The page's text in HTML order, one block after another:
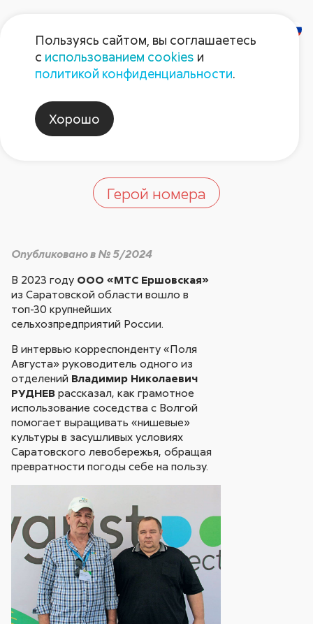
Ориентир – на
производство
готового продукта
Герой номера
Опубликовано в № 5/2024
В 2023 году ООО «МТС Ершовская»
из Саратовской области вошло в
топ-30 крупнейших
сельхозпредприятий России.
В интервью корреспонденту «Поля
Августа» руководитель одного из
отделений Владимир Николаевич
РУДНЕВ рассказал, как грамотное
использование соседства с Волгой
помогает выращивать «нишевые»
культуры в засушливых условиях
Саратовского левобережья, обращая
превратности погоды себе на пользу.
Пользуясь сайтом, вы соглашаетесь
с использованием cookies и
политикой конфиденциальности.
Хорошо